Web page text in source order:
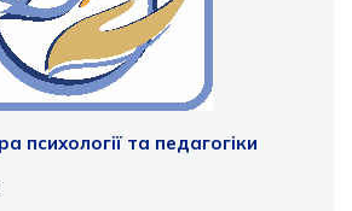
психології та педагогіки